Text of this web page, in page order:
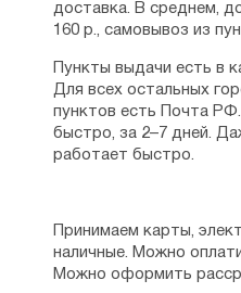
доставка. В среднем,
160 р., самовывоз из
Пункты выдачи есть в
Для всех остальных
пунктов есть Почта
быстро, за 2–7 дней.
работает быстро.
Принимаем карты,
наличные. Можно
Можно оформить